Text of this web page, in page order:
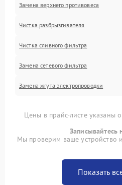
Замена верхнего противовеса
Чистка разбрызгивателя
Чистка сливного фильтра
Замена сетевого фильтра
Замена жгута электропроводки
Цены в прайс-листе указаны
Записывайтесь
Мы проверим ваше устройство
Показать